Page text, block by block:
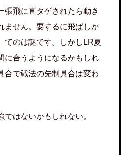
張飛に直タゲされたら動き
ません。要するに飛ばしか
てのは謎です。しかしLR夏
に合うようになるかもしれ
合で戦法の先制具合は変わ
はないかもしれない。